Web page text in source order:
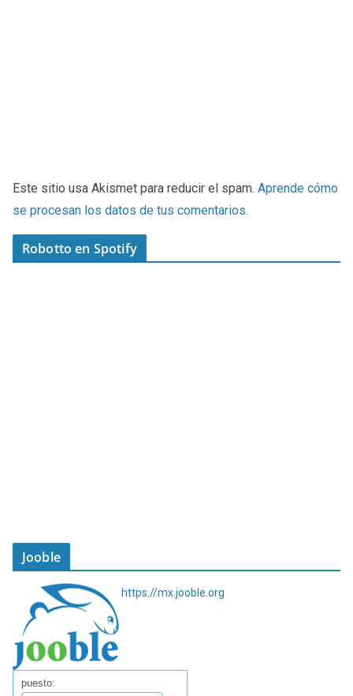
Este sitio usa Akismet para reducir el spam. Aprende cómo
se procesan los datos de tus comentarios.
Robotto en Spotify
Jooble
https://mx.jooble.org
puesto: